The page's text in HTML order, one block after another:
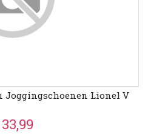
Joggingschoenen Lionel V